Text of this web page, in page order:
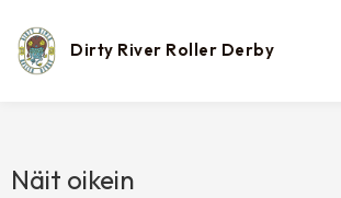
content
Dirty River Roller Derby
Näit oikein